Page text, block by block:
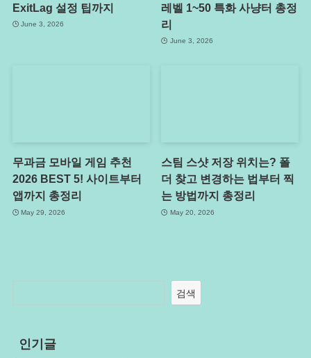
ExitLag 설정 팁까지
June 3, 2026
레벨 1~50 특화 사냥터 총정
리
June 3, 2026
무과금 모바일 게임 추천
2026 BEST 5! 사이트부터
앱까지 총정리
May 29, 2026
스팀 스샷 저장 위치는? 폴
더 찾고 변경하는 법부터 찍
는 방법까지 총정리
May 20, 2026
검색
인기글